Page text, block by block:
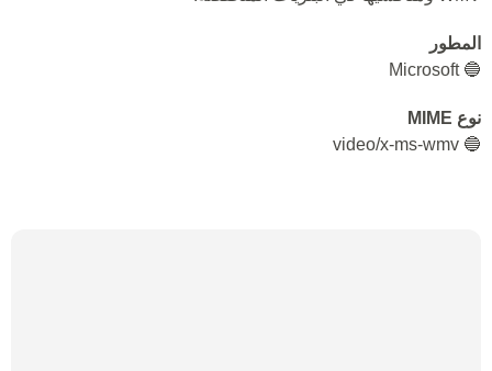
المطور
🔵 Microsoft
نوع MIME
🔵 video/x-ms-wmv